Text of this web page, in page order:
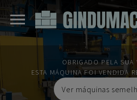
OBRIGADO PELA SUA
ESTA MÁQUINA FOI VENDIDA
Ver máquinas